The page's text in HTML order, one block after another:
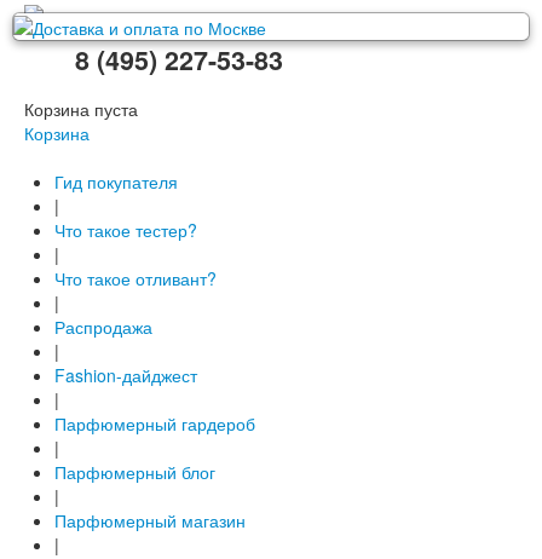
8 (495) 227-53-83
Корзина пуста
Корзина
Гид покупателя
|
Что такое тестер?
|
Что такое отливант?
|
Распродажа
|
Fashion-дайджест
|
Парфюмерный гардероб
|
Парфюмерный блог
|
Парфюмерный магазин
|